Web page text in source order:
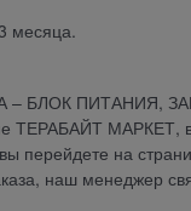
месяца.
– БЛОК ПИТАНИЯ,
ТЕРАБАЙТ МАРКЕТ,
перейдете на
наш менеджер